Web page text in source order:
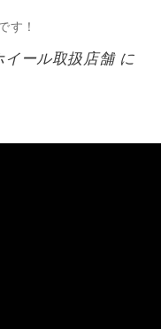
す！
イール取扱店舗に